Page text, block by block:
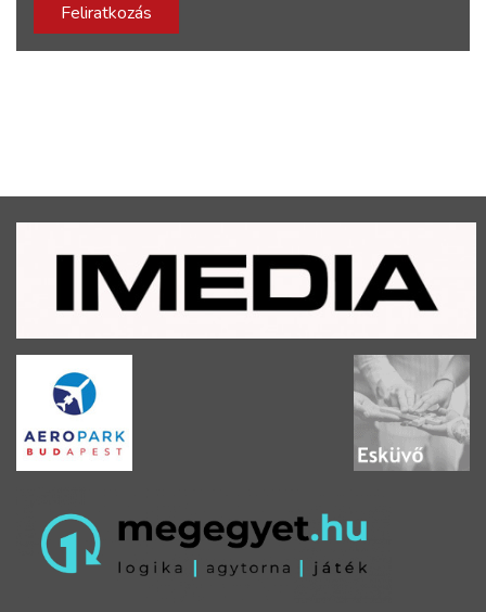
Feliratkozás